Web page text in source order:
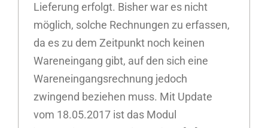
Lieferung erfolgt. Bisher war es nicht
möglich, solche Rechnungen zu erfassen,
da es zu dem Zeitpunkt noch keinen
Wareneingang gibt, auf den sich eine
Wareneingangsrechnung jedoch
zwingend beziehen muss. Mit Update
vom 18.05.2017 ist das Modul